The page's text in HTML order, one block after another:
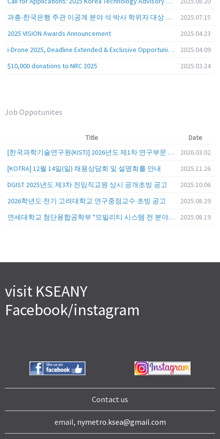
과총-한국은행 주관 이공계 분야 석·박사 학위자 대상 서베이
2025.07.15
2025 VISION Awards Announcement
2025.04.23
i-Drone 2025, Deadline Extended & Exclusive Opportunity to Travel to Korea!
2025.04.09
$10,000 donations to NRC 2025
2025.03.24
Job Oppotunites
Title
Date
[한국과학기술연구원(KIST)] 2026년도 제1차 연구부문 공개채용 안내
2026.03.02
[KOTRA] 12월 14일(일) 채용상담회 및 설명회를 안내
2025.11.26
DGIST 2025년도 제3차 전임직교원 상시 공개초빙 공고
2025.10.06
2026학년도 전기 고려대학교 연구중점교수 초빙 공고
2025.08.29
연세대학교 첨단융합공학부 "모빌리티 시스템 전 분야" 전임교원 특별채용 (2026년 9월 1일자 임용 예정)
2025.08.19
visit KSEANY
Facebook/instagram
Contact us
email, nymetro.ksea@gmail.com